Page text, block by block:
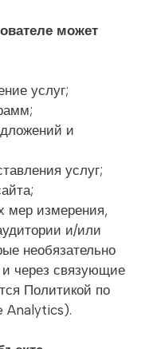
может
услуг;
и
услуг;
мер измерения,
и/или
необязательно
через связующие
Политикой по
Analytics).